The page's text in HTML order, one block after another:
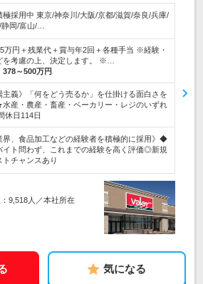
極採用中 東京/神奈川/大阪/京都/滋賀/奈良/兵庫/
岡/富山/…
万円＋残業代＋賞与年2回＋各種手当 ※経験・
を考慮の上、決定します。 ※…
378～500万円
主義》「何をどう売るか」を仕掛ける面白さを
産・農産・畜産・ベーカリー・レジのいずれ
休日114日
界、食品加工などの経験者を積極的に採用》◆
イト問わず、これまでの経験を高く評価◎新規
チャンスあり
9,518人／本社所在
気になる